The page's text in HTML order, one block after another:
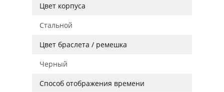
Цвет корпуса
Стальной
Цвет браслета / ремешка
Черный
Способ отображения времени